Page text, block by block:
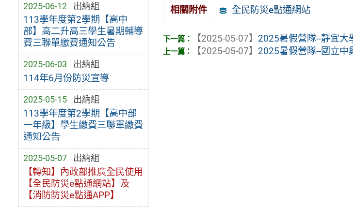
2025-06-12 出納組
113學年度第2學期【高中
部】高二升高三學生暑期輔導
費三聯單繳費通知公告
2025-06-03 出納組
114年6月份防災宣導
2025-05-15 出納組
113學年度第2學期【高中部
一年級】學生繳費三聯單繳費
通知公告
2025-05-07 出納組
【轉知】內政部推廣全民使用
【全民防災e點通網站】及
【消防防災e點通APP】
相關附件 全民防災e點通網站
【2025-05-07】 2025暑假營隊--靜宜大
【2025-05-07】 2025暑假營隊--國立